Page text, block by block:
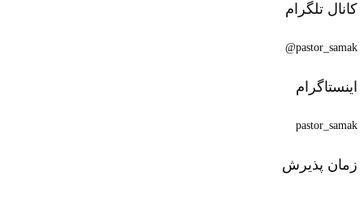
کانال تلگرام
pastor_samak@
اینستاگرام
pastor_samak
زمان پذیرش